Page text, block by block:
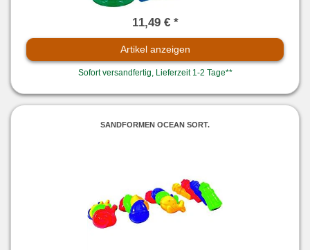
11,49 € *
Artikel anzeigen
Sofort versandfertig, Lieferzeit 1-2 Tage**
SANDFORMEN OCEAN SORT.